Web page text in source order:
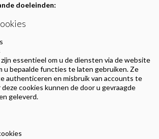
doeleinden:
essentieel om u de diensten via de website
u bepaalde functies te laten gebruiken. Ze
authenticeren en misbruik van accounts te
cookies kunnen de door u gevraagde
geleverd.